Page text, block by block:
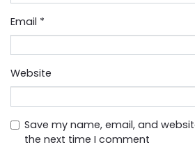
Email *
Website
Save my name, email, and
the next time I comment